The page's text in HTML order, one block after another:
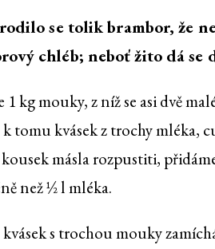
se tolik brambor, že
chléb; neboť žito dá
1 kg mouky, z níž se asi dvě
tomu kvásek z trochy mléka,
másla rozpustiti,
než ½ l mléka.
s trochou mouky